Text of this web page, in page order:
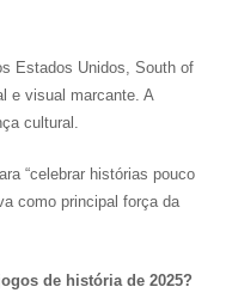
Estados Unidos, South of
e visual marcante. A
cultural.
“celebrar histórias pouco
como principal força da
de história de 2025?